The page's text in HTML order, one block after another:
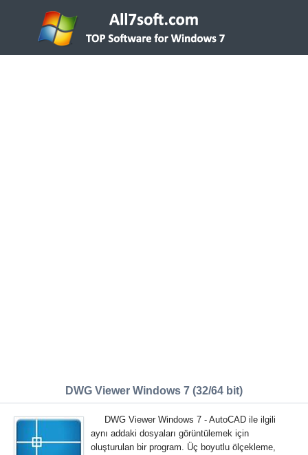
DWG Viewer Windows 7 (32/64 bit)
DWG Viewer Windows 7 - AutoCAD ile ilgili
aynı addaki dosyaları görüntülemek için
oluşturulan bir program. Üç boyutlu ölçekleme,